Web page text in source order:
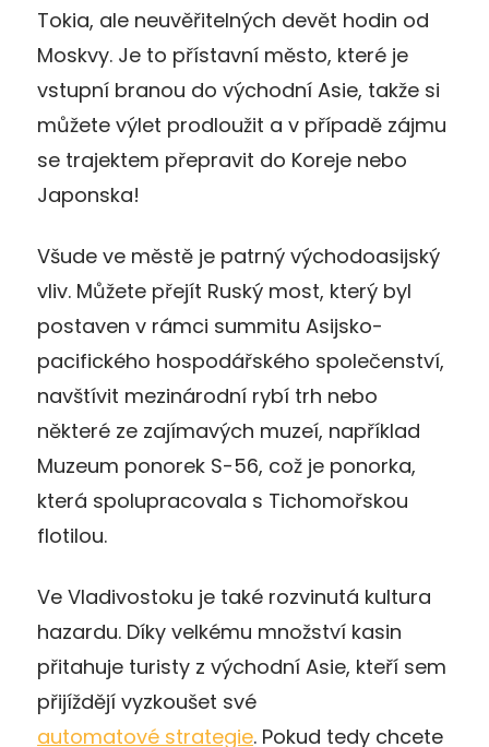
Tokia, ale neuvěřitelných devět hodin od
Moskvy. Je to přístavní město, které je
vstupní branou do východní Asie, takže si
můžete výlet prodloužit a v případě zájmu
se trajektem přepravit do Koreje nebo
Japonska!
Všude ve městě je patrný východoasijský
vliv. Můžete přejít Ruský most, který byl
postaven v rámci summitu Asijsko-
pacifického hospodářského společenství,
navštívit mezinárodní rybí trh nebo
některé ze zajímavých muzeí, například
Muzeum ponorek S-56, což je ponorka,
která spolupracovala s Tichomořskou
flotilou.
Ve Vladivostoku je také rozvinutá kultura
hazardu. Díky velkému množství kasin
přitahuje turisty z východní Asie, kteří sem
přijíždějí vyzkoušet své
automatové strategie. Pokud tedy chcete